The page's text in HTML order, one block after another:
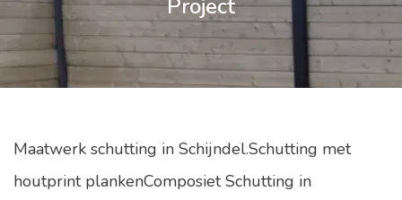
Project
Maatwerk schutting in Schijndel.Schutting met
houtprint plankenComposiet Schutting in